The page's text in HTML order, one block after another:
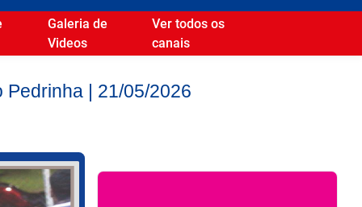
Galeria de
Videos
Ver todos os
canais
Pedrinha | 21/05/2026